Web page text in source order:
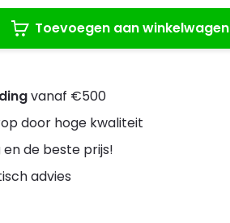
Toevoegen aan winkelwagen
vanaf €500
door hoge kwaliteit
de beste prijs!
advies